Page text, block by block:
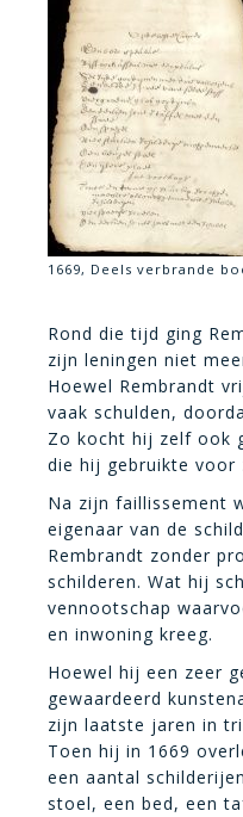
1669, Deels verbrande
Rond die tijd ging
zijn leningen niet
Hoewel Rembrandt
vaak schulden,
Zo kocht hij zelf ook
die hij gebruikte voor
Na zijn faillissement
eigenaar van de
Rembrandt zonder
schilderen. Wat hij
vennootschap
en inwoning kreeg.
Hoewel hij een zeer
gewaardeerd
zijn laatste jaren in
Toen hij in 1669
een aantal
stoel, een bed, een